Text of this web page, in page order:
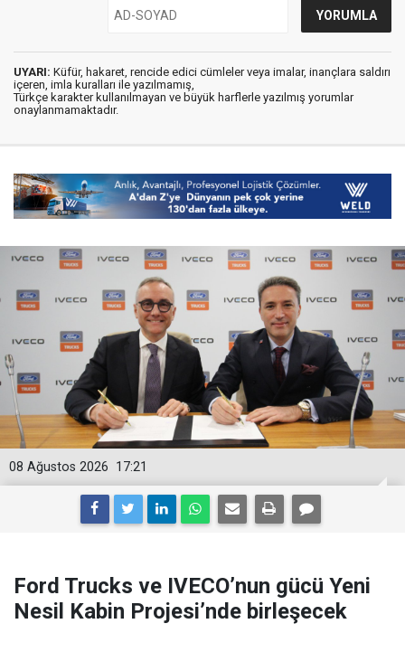
UYARI: Küfür, hakaret, rencide edici cümleler veya imalar, inançlara saldırı
içeren, imla kuralları ile yazılmamış,
Türkçe karakter kullanılmayan ve büyük harflerle yazılmış yorumlar
onaylanmamaktadır.
17:21
08 Ağustos 2026
Ford Trucks ve IVECO’nun gücü Yeni
Nesil Kabin Projesi’nde birleşecek